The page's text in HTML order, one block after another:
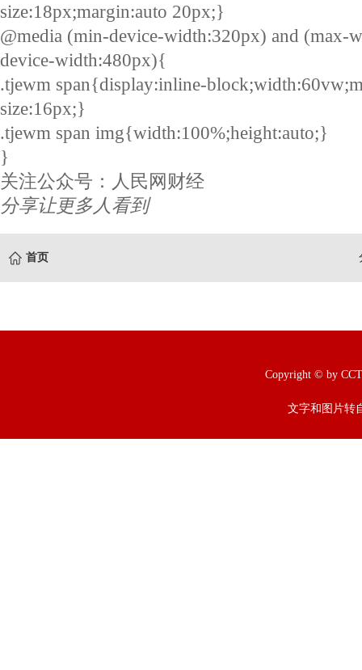
size:18px;margin:auto 20px;}
@media (min-device-width:320px) and (max-
device-width:480px){
.tjewm span{display:inline-
size:16px;}
.tjewm span img{width:100%;height:auto;}
}
关注公众号：人民网财经
分享让更多人看到
首页
Copyright © by
文字和图片转